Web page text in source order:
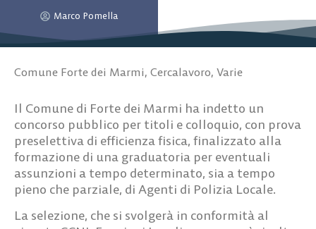
Marco Pomella
Comune Forte dei Marmi, Cercalavoro, Varie
Il Comune di Forte dei Marmi ha indetto un
concorso pubblico per titoli e colloquio, con prova
preselettiva di efficienza fisica, finalizzato alla
formazione di una graduatoria per eventuali
assunzioni a tempo determinato, sia a tempo
pieno che parziale, di Agenti di Polizia Locale.
La selezione, che si svolgerà in conformità al